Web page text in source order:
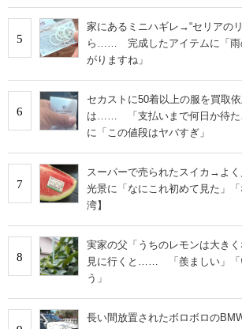
5
家にあるミニハギレ→“セリアの
ら…… 完成したアイテムに「雨
がりますね」
6
セカストに50着以上の服を買取
は…… 「支払いまで何日か待た
に「この値段はヤバすぎ」
7
スーパーで売られたスイカ→
光景に「なにこれ初めて見た」
湾】
8
実家の父「うちのレモンは大き
見に行くと…… 「羨ましい」「
う」
長い間放置されたボロボロの